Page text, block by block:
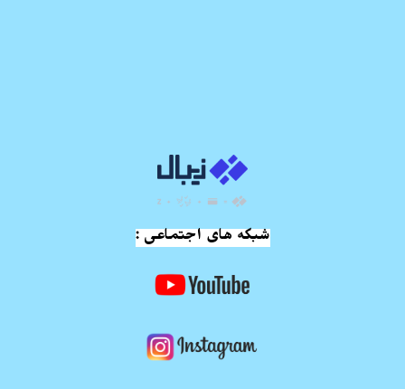
شبکه های اجتماعی :